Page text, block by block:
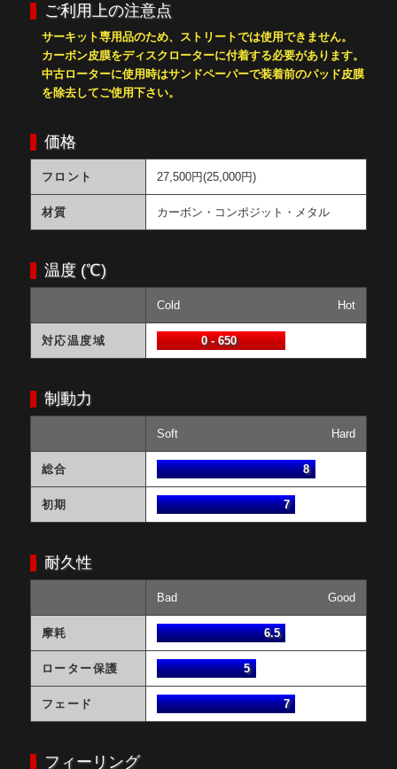
ご利用上の注意点
サーキット専用品のため、ストリートでは使用できません。
カーボン皮膜をディスクローターに付着する必要があります。
中古ローターに使用時はサンドペーパーで装着前のパッド皮膜
を除去してご使用下さい。
価格
フロント 27,500円(25,000円)
材質 カーボン・コンポジット・メタル
温度 (℃)
Cold Hot
対応温度域 0 - 650
制動力
Soft Hard
総合 8
初期 7
耐久性
Bad Good
摩耗 6.5
ローター保護 5
フェード 7
フィーリング